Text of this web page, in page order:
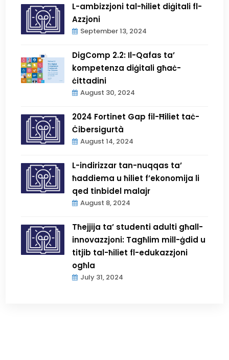
L-ambizzjoni tal-ħiliet diġitali fl-
Azzjoni
September 13, 2024
DigComp 2.2: Il-Qafas ta’
kompetenza diġitali għaċ-
ċittadini
August 30, 2024
2024 Fortinet Gap fil-Ħiliet taċ-
Ċibersigurtà
August 14, 2024
L-indirizzar tan-nuqqas ta’
ħaddiema u ħiliet f’ekonomija li
qed tinbidel malajr
August 8, 2024
Tħejjija ta’ studenti adulti għall-
innovazzjoni: Tagħlim mill-ġdid u
titjib tal-ħiliet fl-edukazzjoni
ogħla
July 31, 2024